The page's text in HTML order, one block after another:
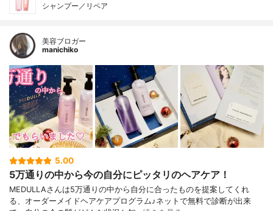
シャンプー／リペア
美容ブロガー
manichiko
5.00
5万通りの中から今の自分にピッタリのヘアケア！
MEDULLAさんは5万通りの中から自分に合ったものを提案してくれ
る、オーダーメイドヘアケアプログラム♪ネットで無料で診断が出来